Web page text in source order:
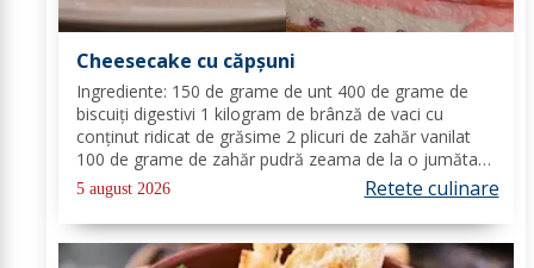
Cheesecake cu căpșuni
Ingrediente: 150 de grame de unt 400 de grame de
biscuiți digestivi 1 kilogram de brânză de vaci cu
conținut ridicat de grăsime 2 plicuri de zahăr vanilat
100 de grame de zahăr pudră zeama de la o jumătate
de lămâie 600 de mililitri de smântână pentru frișcă 4
foi de gelatină hidratate în apă rece...
5 august 2026 Retete culinare